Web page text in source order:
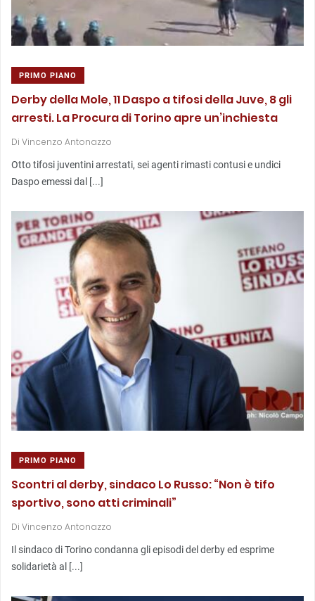
PRIMO PIANO
Derby della Mole, 11 Daspo a tifosi della Juve, 8 gli
arresti. La Procura di Torino apre un’inchiesta
Di Vincenzo Antonazzo
Otto tifosi juventini arrestati, sei agenti rimasti contusi e undici
Daspo emessi dal [...]
PRIMO PIANO
Scontri al derby, sindaco Lo Russo: “Non è tifo
sportivo, sono atti criminali”
Di Vincenzo Antonazzo
Il sindaco di Torino condanna gli episodi del derby ed esprime
solidarietà al [...]